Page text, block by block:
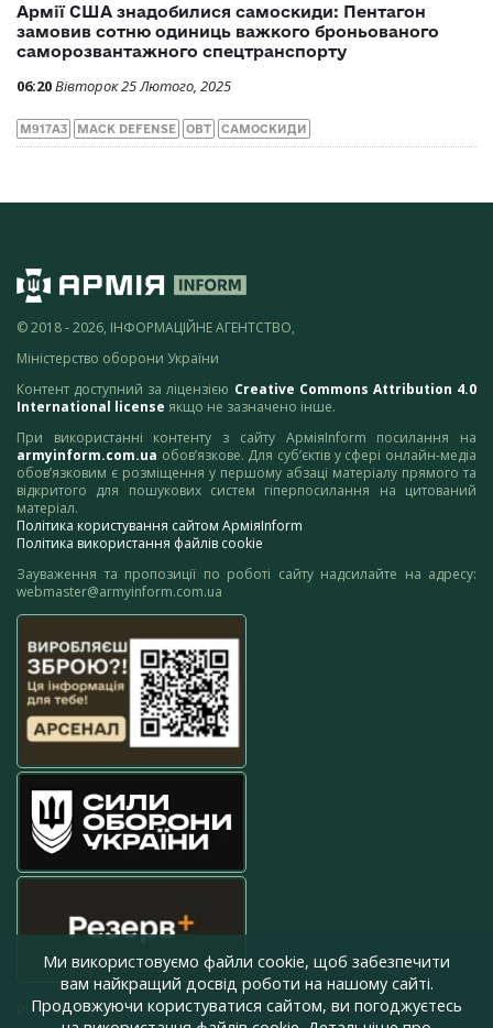
Армії США знадобилися самоскиди: Пентагон
замовив сотню одиниць важкого броньованого
саморозвантажного спецтранспорту
06:20Вівторок 25 Лютого, 2025
M917A3 MACK DEFENSE ОВТ САМОСКИДИ
© 2018 - 2026, ІНФОРМАЦІЙНЕ АГЕНТСТВО,
Міністерство оборони України
Контент доступний за ліцензією Creative Commons Attribution 4.0
International license якщо не зазначено інше.
При використанні контенту з сайту АрміяInform посилання на
armyinform.com.ua обов’язкове. Для суб’єктів у сфері онлайн-медіа
обов’язковим є розміщення у першому абзаці матеріалу прямого та
відкритого для пошукових систем гіперпосилання на цитований
матеріал.
Політика користування сайтом АрміяInform
Політика використання файлів cookie
Зауваження та пропозиції по роботі сайту надсилайте на адресу:
webmaster@armyinform.com.ua
press@armyinform.com.ua
Ми використовуємо файли cookie, щоб забезпечити
вам найкращий досвід роботи на нашому сайті.
Продовжуючи користуватися сайтом, ви погоджуєтесь